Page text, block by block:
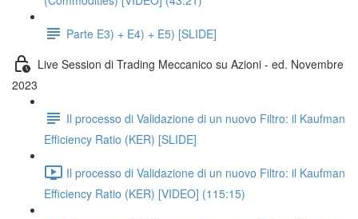
Parte E3) + E4) + E5) [SLIDE]
Live Session di Trading Meccanico su Azioni - ed. Novembre
2023
Il processo di Validazione di un nuovo Filtro: il Kaufman
Efficiency Ratio (KER) [SLIDE]
Il processo di Validazione di un nuovo Filtro: il Kaufman
Efficiency Ratio (KER) [VIDEO] (115:15)